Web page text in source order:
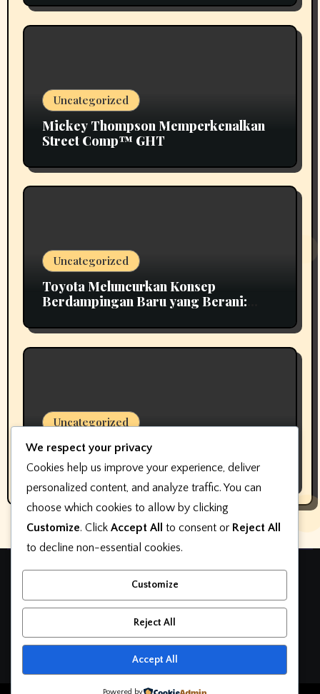
MT
Uncategorized
Mickey Thompson Memperkenalkan
Street Comp™ GHT
Uncategorized
Toyota Meluncurkan Konsep
Berdampingan Baru yang Berani:
Uncategorized
Pembuat perangkat lunak keterlibatan
pelanggan dealer mengubah nama,
bukan fokus
Teknologi otomotif
otomatif
We respect your privacy
Cookies help us improve your experience, deliver
personalized content, and analyze traffic. You can
choose which cookies to allow by clicking
Customize. Click Accept All to consent or Reject All
to decline non-essential cookies.
Customize
Reject All
Accept All
Powered by